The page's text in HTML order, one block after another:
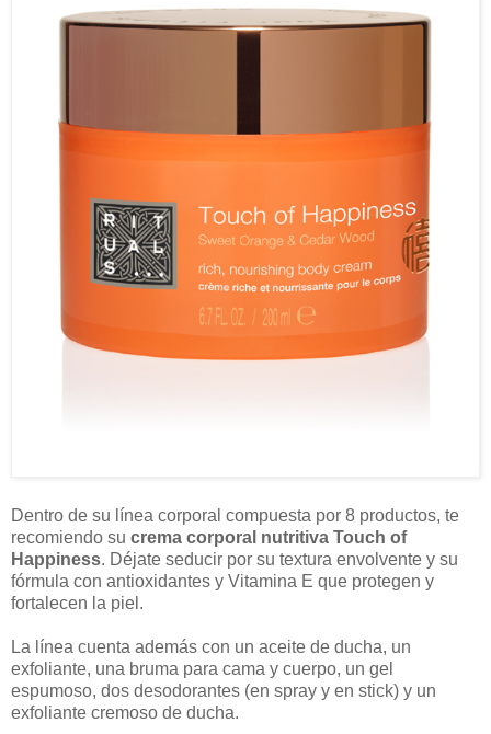
Dentro de su línea corporal compuesta por 8 productos, te
recomiendo su crema corporal nutritiva Touch of
Happiness. Déjate seducir por su textura envolvente y su
fórmula con antioxidantes y Vitamina E que protegen y
fortalecen la piel.
La línea cuenta además con un aceite de ducha, un
exfoliante, una bruma para cama y cuerpo, un gel
espumoso, dos desodorantes (en spray y en stick) y un
exfoliante cremoso de ducha.